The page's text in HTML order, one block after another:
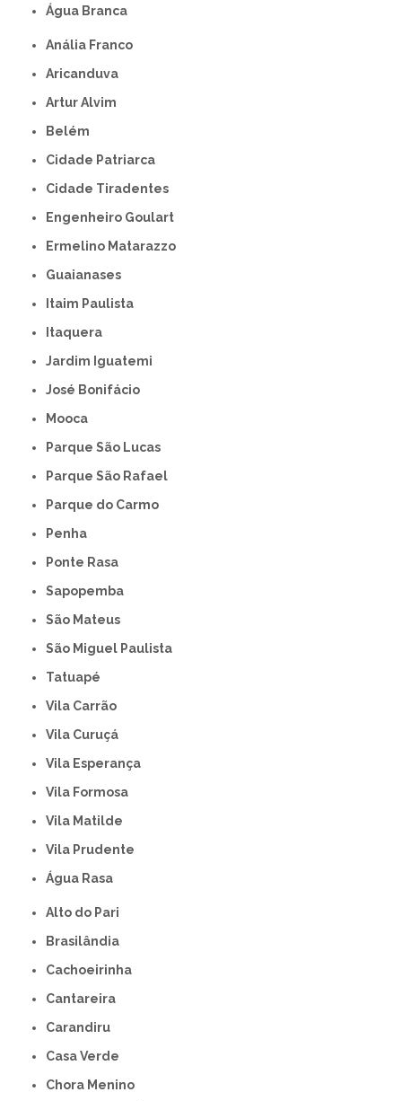
Água Branca
Anália Franco
Aricanduva
Artur Alvim
Belém
Cidade Patriarca
Cidade Tiradentes
Engenheiro Goulart
Ermelino Matarazzo
Guaianases
Itaim Paulista
Itaquera
Jardim Iguatemi
José Bonifácio
Mooca
Parque São Lucas
Parque São Rafael
Parque do Carmo
Penha
Ponte Rasa
Sapopemba
São Mateus
São Miguel Paulista
Tatuapé
Vila Carrão
Vila Curuçá
Vila Esperança
Vila Formosa
Vila Matilde
Vila Prudente
Água Rasa
Alto do Pari
Brasilândia
Cachoeirinha
Cantareira
Carandiru
Casa Verde
Chora Menino